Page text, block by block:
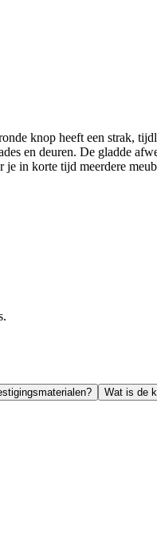
knop heeft een strak,
en deuren. De gladde
in korte tijd meerdere
Wat is de